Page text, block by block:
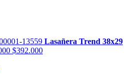
Lasañera Trend 38x29
$392.000